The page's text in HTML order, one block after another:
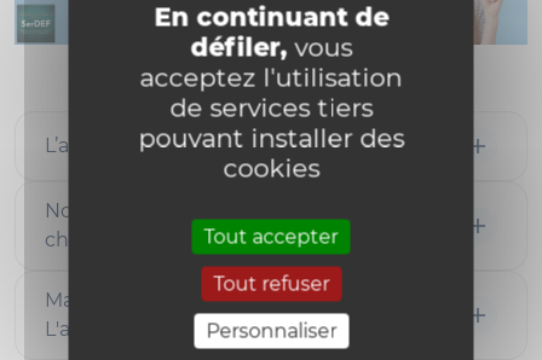
En continuant de
défiler,vous
acceptez l'utilisation
de services tiers
pouvant installer des
cookies
Tout accepter
Tout refuser
Personnaliser
L’auto-plagiat, vous connaissez ?
Normes APA 7th edition. Qu'est-ce qui
change?
Ma documentation est-elle scientifique?
L'article de revue